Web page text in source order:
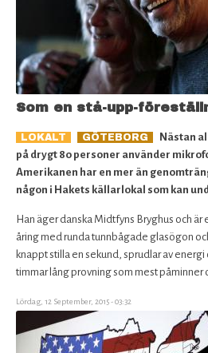
Som en stå-upp-
LOKALT GÖTEBORG
Nästan
på drygt 80 personer använder
Amerikanen har en mer än
någon i Hakets källarlokal som kan
Han äger danska Midtfyns Bryghus och är
åring med runda tunnbågade glasögon
knappt stilla en sekund, sprudlar av energi
timmar lång provning som mest
Lördag, 12 September, 2015 - 03:32